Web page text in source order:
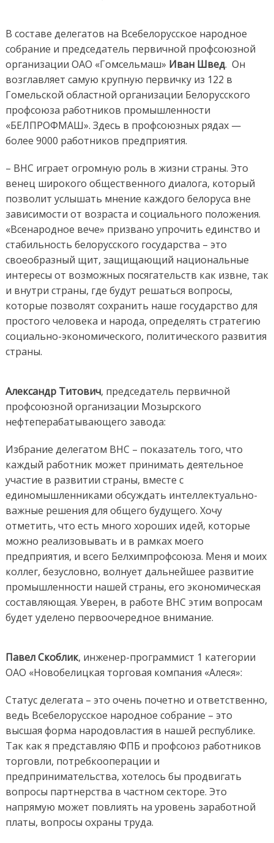
В составе делегатов на Всебелорусское народное
собрание и председатель первичной профсоюзной
организации ОАО «Гомсельмаш» Иван Швед. Он
возглавляет самую крупную первичку из 122 в
Гомельской областной организации Белорусского
профсоюза работников промышленности
«БЕЛПРОФМАШ». Здесь в профсоюзных рядах —
более 9000 работников предприятия.
– ВНС играет огромную роль в жизни страны. Это
венец широкого общественного диалога, который
позволит услышать мнение каждого белоруса вне
зависимости от возраста и социального положения.
«Всенародное вече» призвано упрочить единство и
стабильность белорусского государства – это
своеобразный щит, защищающий национальные
интересы от возможных посягательств как извне, так
и внутри страны, где будут решаться вопросы,
которые позволят сохранить наше государство для
простого человека и народа, определять стратегию
социально-экономического, политического развития
страны.
Александр Титович, председатель первичной
профсоюзной организации Мозырского
нефтеперабатывающего завода:
Избрание делегатом ВНС – показатель того, что
каждый работник может принимать деятельное
участие в развитии страны, вместе с
единомышленниками обсуждать интеллектуально-
важные решения для общего будущего. Хочу
отметить, что есть много хороших идей, которые
можно реализовывать и в рамках моего
предприятия, и всего Белхимпрофсоюза. Меня и моих
коллег, безусловно, волнует дальнейшее развитие
промышленности нашей страны, его экономическая
составляющая. Уверен, в работе ВНС этим вопросам
будет уделено первоочередное внимание.
Павел Скоблик, инженер-программист 1 категории
ОАО «Новобелицкая торговая компания «Алеся»:
Статус делегата – это очень почетно и ответственно,
ведь Всебелорусское народное собрание – это
высшая форма народовластия в нашей республике.
Так как я представляю ФПБ и профсоюз работников
торговли, потребкооперации и
предпринимательства, хотелось бы продвигать
вопросы партнерства в частном секторе. Это
напрямую может повлиять на уровень заработной
платы, вопросы охраны труда.